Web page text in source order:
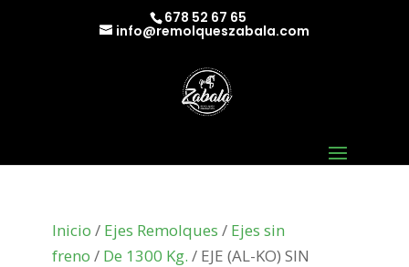
678 52 67 65
info@remolqueszabala.com
Inicio / Ejes Remolques / Ejes sin
freno / De 1300 Kg. / EJE (AL-KO) SIN